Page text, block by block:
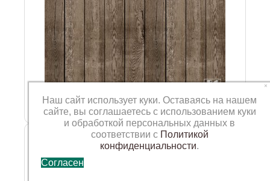
Фотофон VN-SP-195
×
Наш сайт использует куки. Оставаясь на нашем
сайте, вы соглашаетесь с использованием куки
и обработкой персональных данных в
соответствии с Политикой
конфиденциальности.
Согласен